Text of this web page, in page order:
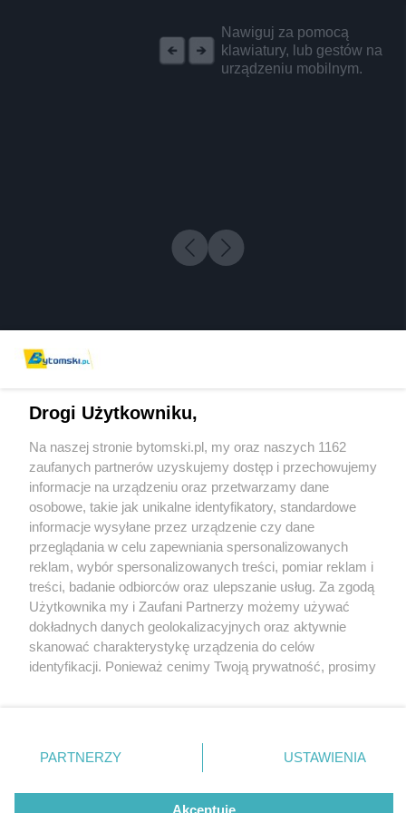
Nawiguj za pomocą
klawiatury, lub gestów na
urządzeniu mobilnym.
1 / 0
Wydawca mediów lokalnych
Nie zapomnij
zapoznać się z:
polityką prywatności regulamin korzystania z portali
Twojemiasto
Piekary Śląskie
Chorzów
Tarnowskie Góry
Gliwice
Skontakuj sięz nami
Kontakt
Wydawca
Pogoda
Drogi Użytkowniku,
Na naszej stronie bytomski.pl, my oraz naszych 1162
zaufanych partnerów uzyskujemy dostęp i przechowujemy
informacje na urządzeniu oraz przetwarzamy dane
osobowe, takie jak unikalne identyfikatory, standardowe
informacje wysyłane przez urządzenie czy dane
przeglądania w celu zapewniania spersonalizowanych
reklam, wybór spersonalizowanych treści, pomiar reklam i
treści, badanie odbiorców oraz ulepszanie usług. Za zgodą
Użytkownika my i Zaufani Partnerzy możemy używać
dokładnych danych geolokalizacyjnych oraz aktywnie
skanować charakterystykę urządzenia do celów
identyfikacji. Ponieważ cenimy Twoją prywatność, prosimy
prywatności znajdujący się w lewym dolnym rogu strony
. Niektóre rodzaje przetwarzania danych nie wymagają
zgody użytkownika, ale masz prawo sprzeciwić się
takiemu przetwarzaniu. Preferencje będą miały
PARTNERZY USTAWIENIA
Akceptuję